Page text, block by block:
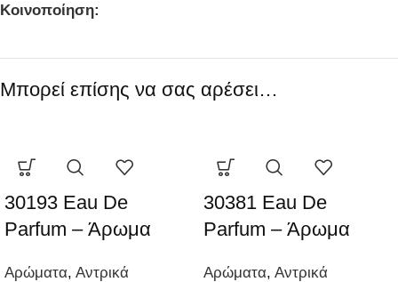
Κοινοποίηση:
Μπορεί επίσης να σας αρέσει…
30193 Eau De
Parfum – Άρωμα
Αρώματα, Αντρικά
30381 Eau De
Parfum – Άρωμα
Αρώματα, Αντρικά